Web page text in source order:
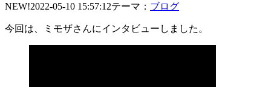
NEW!2022-05-10 15:57:12テーマ： ブログ
今回は、ミモザさんにインタビューしました。